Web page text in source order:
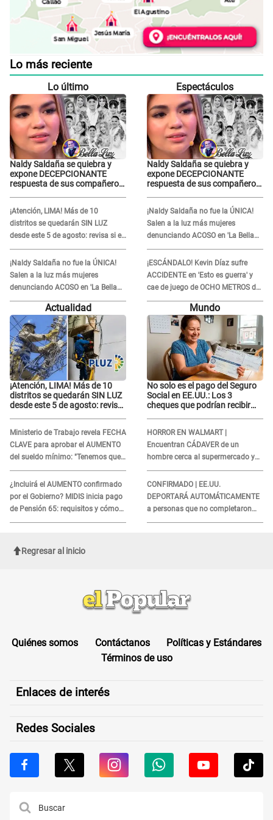
Lo más reciente
Lo último
Naldy Saldaña se quiebra y
expone DECEPCIONANTE
respuesta de sus compañeros
pasaba"
¡Atención, LIMA! Más de 10
distritos se quedarán SIN LUZ
desde este 5 de agosto: revisa si el
tuyo está en la lista
¡Naldy Saldaña no fue la ÚNICA!
Salen a la luz más mujeres
denunciando ACOSO en 'La Bella
Luz' por parte de director
Espectáculos
Naldy Saldaña se quiebra y
expone DECEPCIONANTE
respuesta de sus compañeros
agresión: "Sabían lo que
pasaba"
¡Naldy Saldaña no fue la ÚNICA!
Salen a la luz más mujeres
denunciando ACOSO en 'La Bella
Luz' por parte de director
¡ESCÁNDALO! Kevin Díaz sufre
ACCIDENTE en 'Esto es guerra' y
cae de juego de OCHO METROS de
altura: "La colchoneta se rompe..."
Actualidad
¡Atención, LIMA! Más de 10
distritos se quedarán SIN LUZ
desde este 5 de agosto: revisa
Ministerio de Trabajo revela FECHA
CLAVE para aprobar el AUMENTO
del sueldo mínimo: "Tenemos que
activar..."
¿Incluirá el AUMENTO confirmado
por el Gobierno? MIDIS inicia pago
de Pensión 65: requisitos y cómo
obtener el beneficio economico
Mundo
No solo es el pago del Seguro
Social en EE.UU.: Los 3
cheques que podrían recibir
HORROR EN WALMART |
Encuentran CÁDAVER de un
hombre cerca al supermercado y
esto reveló la autopsia que le
realizaron
CONFIRMADO | EE.UU.
DEPORTARÁ AUTOMÁTICAMENTE
a personas que no completaron
este formulario clave
Regresar al inicio
Quiénes somos Contáctanos
Políticas y Estándares
Términos de uso
Enlaces de interés
Redes Sociales